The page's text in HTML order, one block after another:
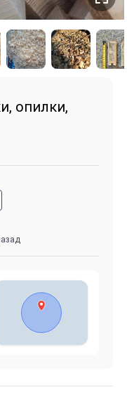
опилки,